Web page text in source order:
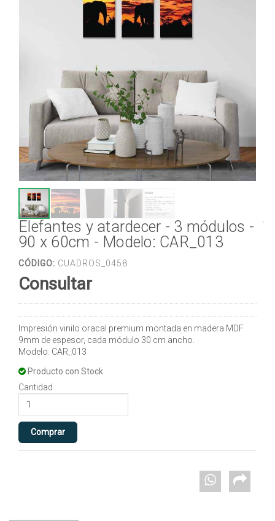
Elefantes y atardecer - 3 módulos -
90 x 60cm - Modelo: CAR_013
CÓDIGO: CUADROS_0458
Consultar
Impresión vinilo oracal premium montada en madera MDF
9mm de espesor, cada módulo 30 cm ancho.
Modelo: CAR_013
Producto con Stock
Cantidad